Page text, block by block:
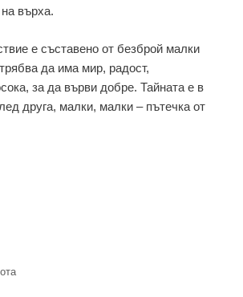
върха.
е съставено от безброй малки
да има мир, радост,
за да върви добре. Тайната е в
друга, малки, малки – пътечка от